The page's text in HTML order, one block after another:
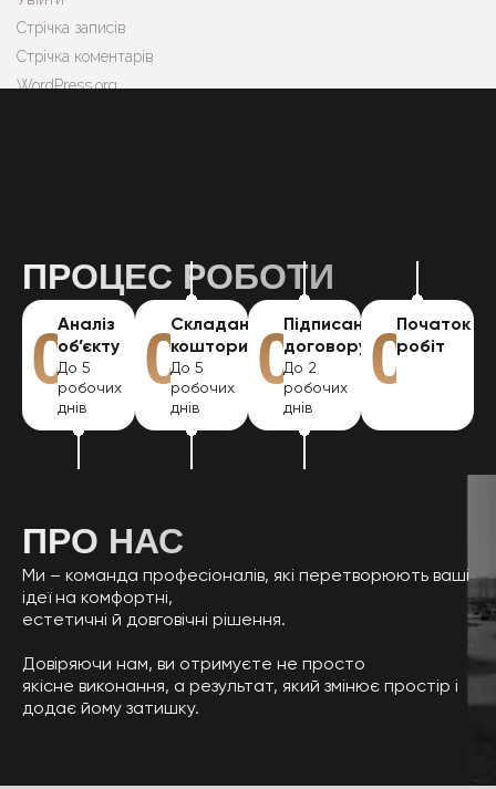
Стрічка записів
Стрічка коментарів
WordPress.org
ПРОЦЕС РОБОТИ
01
Аналіз
об’єкту
До 5
робочих
днів
02
Складання
кошторису
До 5
робочих
днів
03
Підписання
договору
До 2
робочих
днів
04
Початок
робіт
ПРО НАС
Ми – команда професіоналів, які перетворюють ваші
ідеї на комфортні,
естетичні й довговічні рішення.
Довіряючи нам, ви отримуєте не просто
якісне виконання, а результат, який змінює простір і
додає йому затишку.